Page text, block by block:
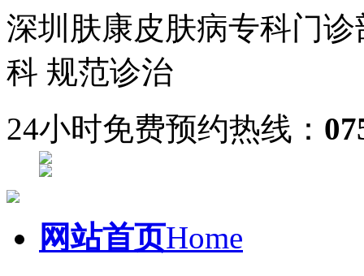
深圳肤康皮肤病专科门诊
科 规范诊治
24小时免费预约热线：
网站首页Home